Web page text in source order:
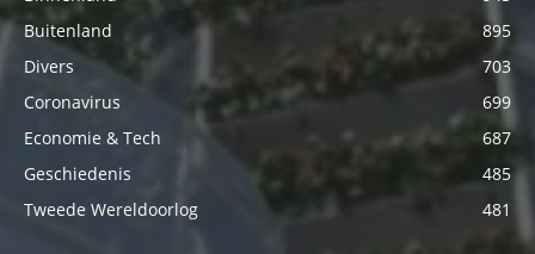
Buitenland
895
Divers
703
Coronavirus
699
Economie & Tech
687
Geschiedenis
485
Tweede Wereldoorlog
481